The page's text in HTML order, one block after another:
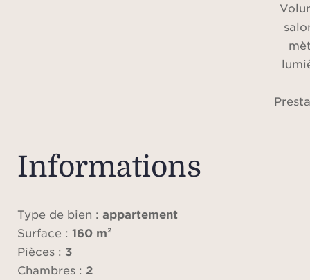
Informations
Type de bien : appartement
Surface : 160 m²
Pièces : 3
Chambres : 2